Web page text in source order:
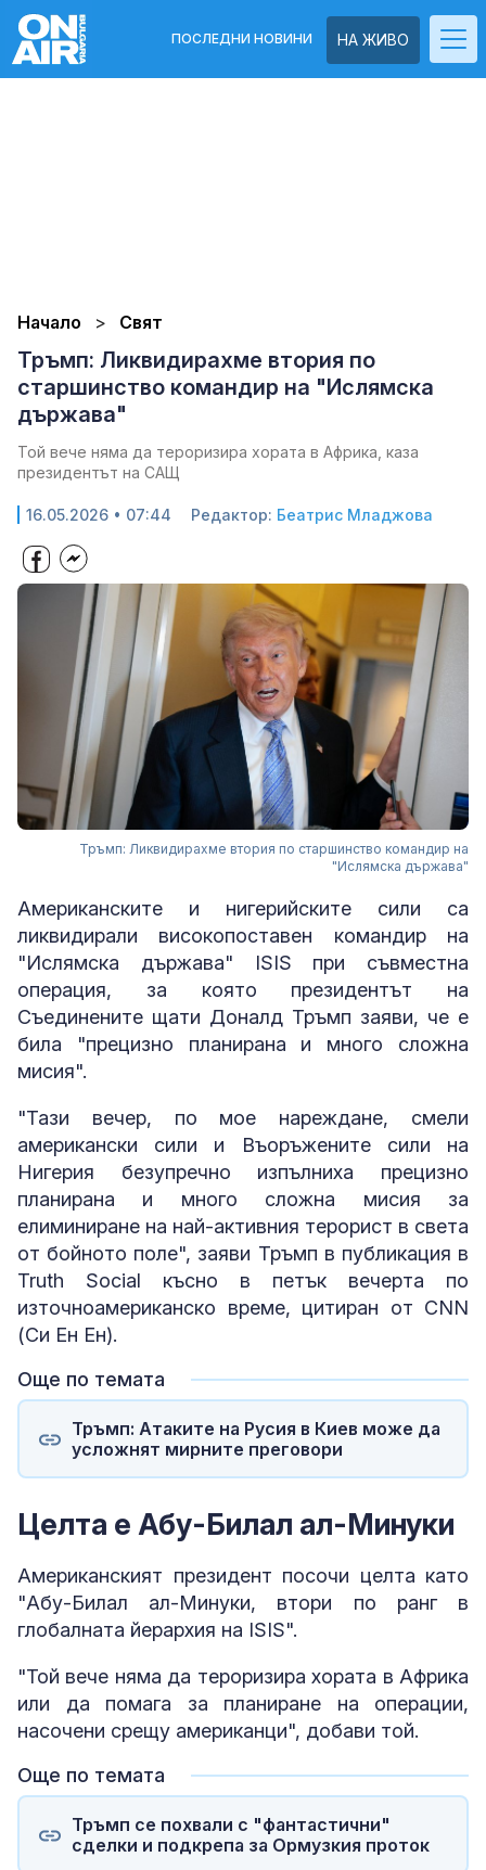
НА ЖИВО
ПОСЛЕДНИ НОВИНИ
Начало Свят
Тръмп: Ликвидирахме втория по
старшинство командир на "Ислямска
държава"
Той вече няма да тероризира хората в Африка, каза
президентът на САЩ
16.05.2026 • 07:44 Редактор: Беатрис Младжова
Тръмп: Ликвидирахме втория по старшинство командир на
"Ислямска държава"
Американските и нигерийските сили са
ликвидирали високопоставен командир на
"Ислямска държава" ISIS при съвместна
операция, за която президентът на
Съединените щати Доналд Тръмп заяви, че е
била "прецизно планирана и много сложна
мисия".
"Тази вечер, по мое нареждане, смели
американски сили и Въоръжените сили на
Нигерия безупречно изпълниха прецизно
планирана и много сложна мисия за
елиминиране на най-активния терорист в света
от бойното поле", заяви Тръмп в публикация в
Truth Social късно в петък вечерта по
източноамериканско време, цитиран от CNN
(Си Ен Ен).
Още по темата
Тръмп: Атаките на Русия в Киев може да
усложнят мирните преговори
Целта е Абу-Билал ал-Минуки
Американският президент посочи целта като
"Абу-Билал ал-Минуки, втори по ранг в
глобалната йерархия на ISIS".
"Той вече няма да тероризира хората в Африка
или да помага за планиране на операции,
насочени срещу американци", добави той.
Още по темата
Тръмп се похвали с "фантастични"
сделки и подкрепа за Ормузкия проток